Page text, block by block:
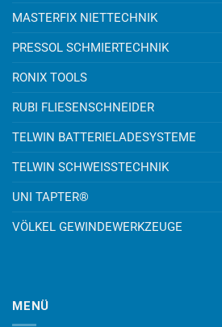
MASTERFIX NIETTECHNIK
PRESSOL SCHMIERTECHNIK
RONIX TOOLS
RUBI FLIESENSCHNEIDER
TELWIN BATTERIELADESYSTEME
TELWIN SCHWEISSTECHNIK
UNI TAPTER®
VÖLKEL GEWINDEWERKZEUGE
MENÜ